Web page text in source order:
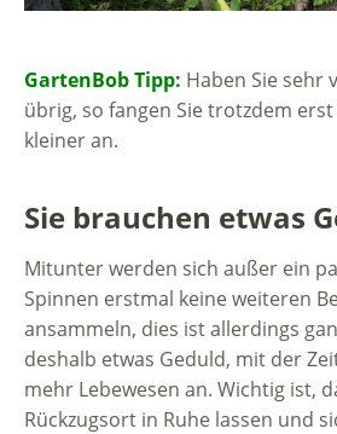
GartenBob Tipp: Haben Sie sehr
übrig, so fangen Sie trotzdem
kleiner an.
Sie brauchen etwas
Mitunter werden sich außer ein
Spinnen erstmal keine weiteren
ansammeln, dies ist allerdings
deshalb etwas Geduld, mit der
mehr Lebewesen an. Wichtig ist,
Rückzugsort in Ruhe lassen und